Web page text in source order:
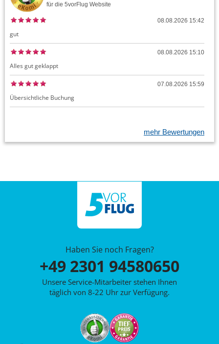
für die 5vorFlug Website
08.08.2026 15:42
gut
08.08.2026 15:10
Alles gut geklappt
07.08.2026 15:59
Übersichtliche Buchung
mehr Bewertungen
Haben Sie noch Fragen?
+49 2301 94580650
Unsere Service-Mitarbeiter stehen Ihnen
täglich von 8-22 Uhr zur Verfügung.